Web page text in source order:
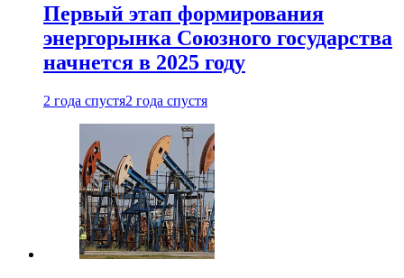
Первый этап формирования
энергорынка Союзного государства
начнется в 2025 году
2 года спустя2 года спустя